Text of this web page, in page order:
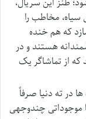
طنز این سریال،
سیاه، مخاطب را
که هم خنده
هستند و در
که از تماشاگر یک
در ته دنیا صرفاً
موجوداتی چندوجهی